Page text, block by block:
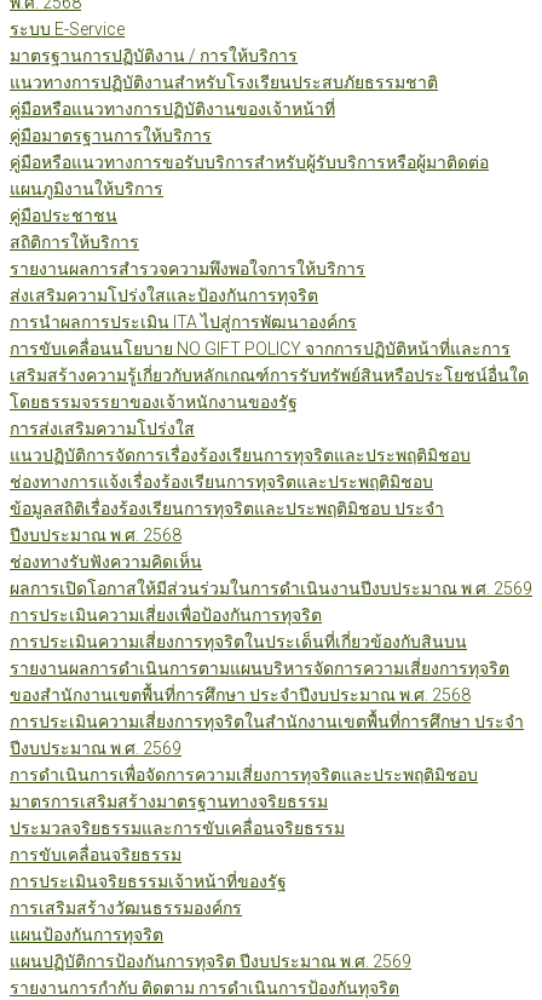
ระบบ E-Service
มาตรฐานการปฏิบัติงาน / การให้บริการ
แนวทางการปฏิบัติงานสำหรับโรงเรียนประสบภัยธรรมชาติ
คู่มือหรือแนวทางการปฏิบัติงานของเจ้าหน้าที่
คู่มือมาตรฐานการให้บริการ
คู่มือหรือแนวทางการขอรับบริการสำหรับผู้รับบริการหรือผู้มาติดต่อ
แผนภูมิงานให้บริการ
คู่มือประชาชน
สถิติการให้บริการ
รายงานผลการสำรวจความพึงพอใจการให้บริการ
ส่งเสริมความโปร่งใสและป้องกันการทุจริต
การนำผลการประเมิน ITA ไปสู่การพัฒนาองค์กร
การขับเคลื่อนนโยบาย NO GIFT POLICY จากการปฏิบัติหน้าที่และการ
เสริมสร้างความรู้เกี่ยวกับหลักเกณฑ์การรับทรัพย์สินหรือประโยชน์อื่นใด
โดยธรรมจรรยาของเจ้าหนักงานของรัฐ
การส่งเสริมความโปร่งใส
แนวปฏิบัติการจัดการเรื่องร้องเรียนการทุจริตและประพฤติมิชอบ
ช่องทางการแจ้งเรื่องร้องเรียนการทุจริตและประพฤติมิชอบ
ข้อมูลสถิติเรื่องร้องเรียนการทุจริตและประพฤติมิชอบ ประจำ
ปีงบประมาณ พ.ศ. 2568
ช่องทางรับฟังความคิดเห็น
ผลการเปิดโอกาสให้มีส่วนร่วมในการดำเนินงานปีงบประมาณ พ.ศ. 2569
การประเมินความเสี่ยงเพื่อป้องกันการทุจริต
การประเมินความเสี่ยงการทุจริตในประเด็นที่เกี่ยวข้องกับสินบน
รายงานผลการดำเนินการตามแผนบริหารจัดการความเสี่ยงการทุจริต
ของสำนักงานเขตพื้นที่การศึกษา ประจำปีงบประมาณ พ.ศ. 2568
การประเมินความเสี่ยงการทุจริตในสำนักงานเขตพื้นที่การศึกษา ประจำ
ปีงบประมาณ พ.ศ. 2569
การดำเนินการเพื่อจัดการความเสี่ยงการทุจริตและประพฤติมิชอบ
มาตรการเสริมสร้างมาตรฐานทางจริยธรรม
ประมวลจริยธรรมและการขับเคลื่อนจริยธรรม
การขับเคลื่อนจริยธรรม
การประเมินจริยธรรมเจ้าหน้าที่ของรัฐ
การเสริมสร้างวัฒนธรรมองค์กร
แผนป้องกันการทุจริต
แผนปฏิบัติการป้องกันการทุจริต ปีงบประมาณ พ.ศ. 2569
รายงานการกำกับ ติดตาม การดำเนินการป้องกันทุจริต